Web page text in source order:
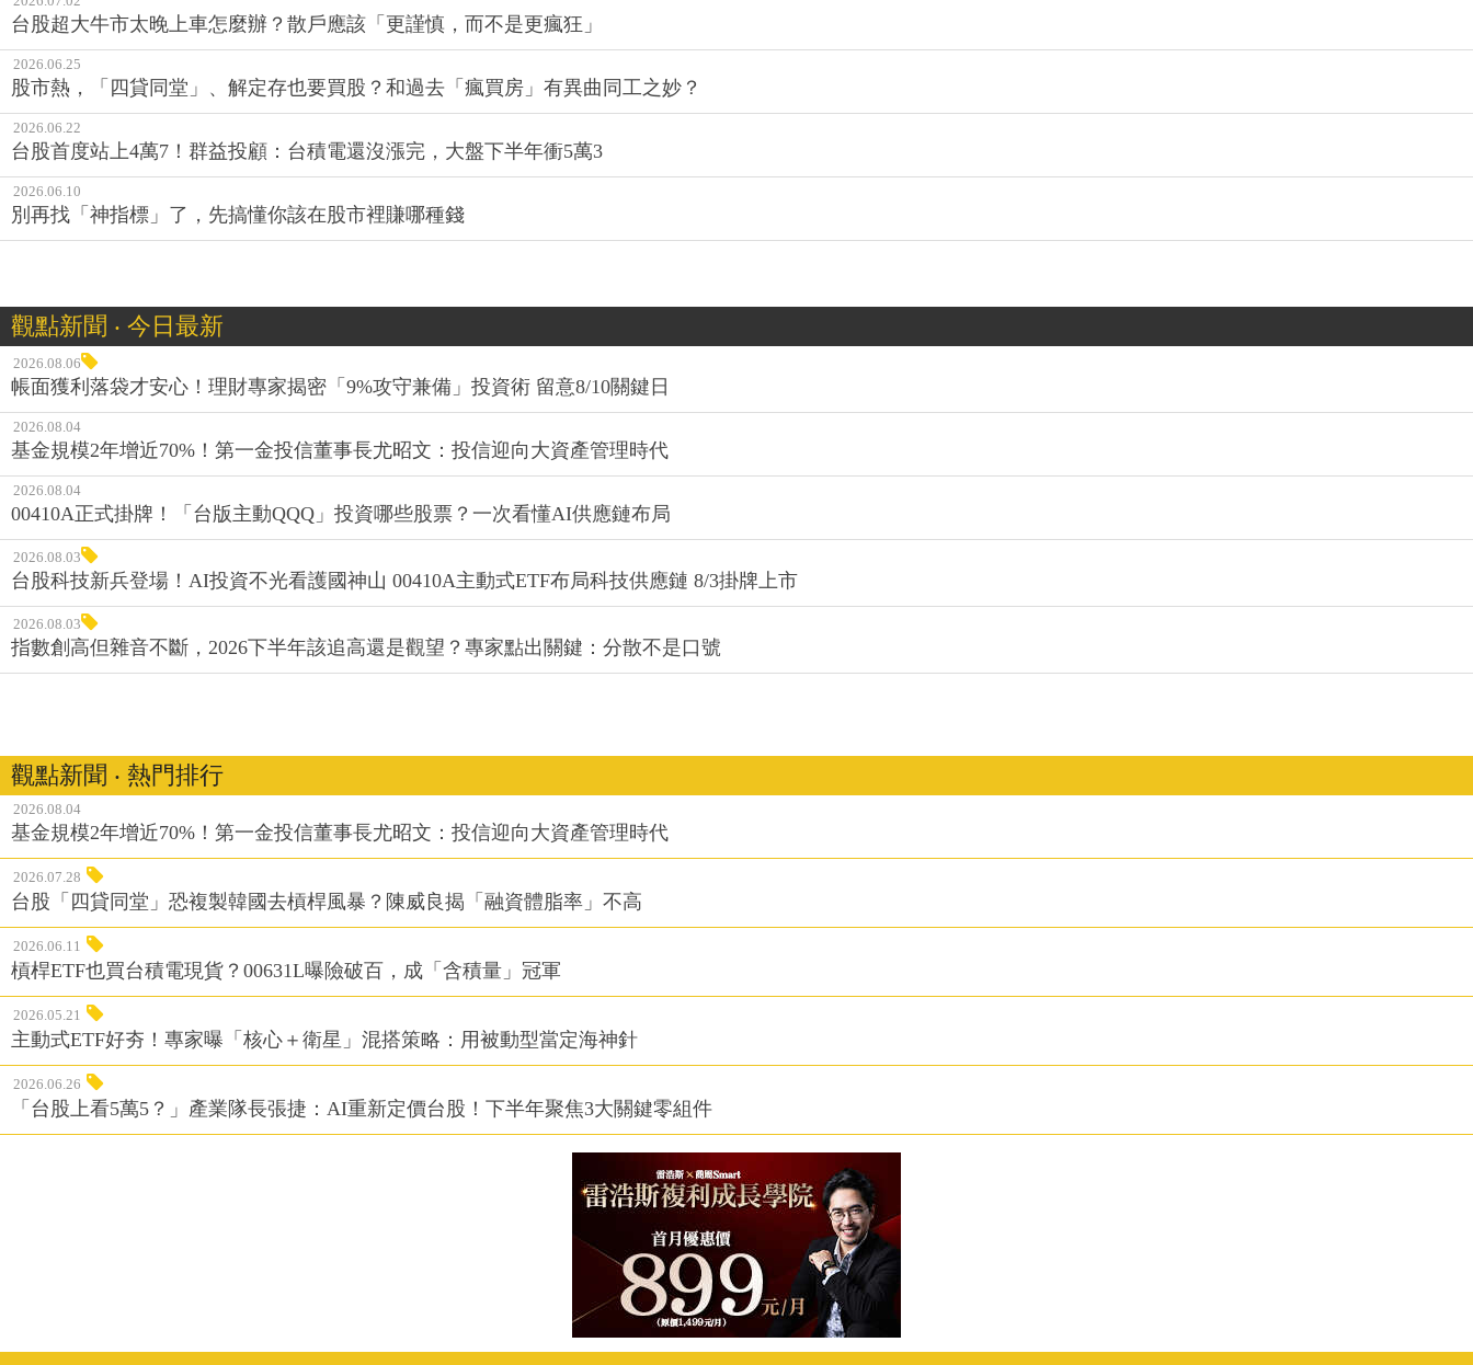
台股超大牛市太晚上車怎麼辦？散戶應該「更謹慎，而不是更瘋狂」
2026.06.25
股市熱，「四貸同堂」、解定存也要買股？和過去「瘋買房」有異曲同工之妙？
2026.06.22
台股首度站上4萬7！群益投顧：台積電還沒漲完，大盤下半年衝5萬3
2026.06.10
別再找「神指標」了，先搞懂你該在股市裡賺哪種錢
觀點新聞 ‧ 今日最新
2026.08.06
帳面獲利落袋才安心！理財專家揭密「9%攻守兼備」投資術 留意8/10關鍵日
2026.08.04
基金規模2年增近70%！第一金投信董事長尤昭文：投信迎向大資產管理時代
2026.08.04
00410A正式掛牌！「台版主動QQQ」投資哪些股票？一次看懂AI供應鏈布局
2026.08.03
台股科技新兵登場！AI投資不光看護國神山 00410A主動式ETF布局科技供應鏈 8/3掛牌上市
2026.08.03
指數創高但雜音不斷，2026下半年該追高還是觀望？專家點出關鍵：分散不是口號
觀點新聞 ‧ 熱門排行
2026.08.04
基金規模2年增近70%！第一金投信董事長尤昭文：投信迎向大資產管理時代
2026.07.28
台股「四貸同堂」恐複製韓國去槓桿風暴？陳威良揭「融資體脂率」不高
2026.06.11
槓桿ETF也買台積電現貨？00631L曝險破百，成「含積量」冠軍
2026.05.21
主動式ETF好夯！專家曝「核心＋衛星」混搭策略：用被動型當定海神針
2026.06.26
「台股上看5萬5？」產業隊長張捷：AI重新定價台股！下半年聚焦3大關鍵零組件